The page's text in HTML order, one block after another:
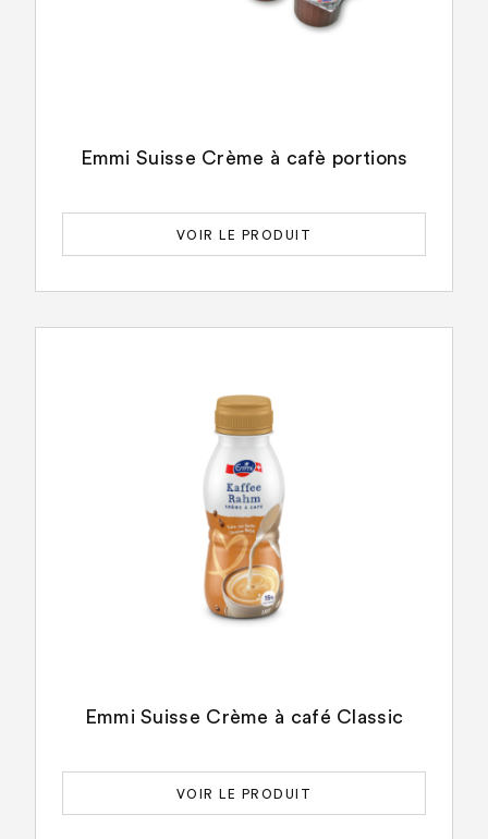
Emmi Suisse Crème à cafè portions
VOIR LE PRODUIT
Emmi Suisse Crème à café Classic
VOIR LE PRODUIT